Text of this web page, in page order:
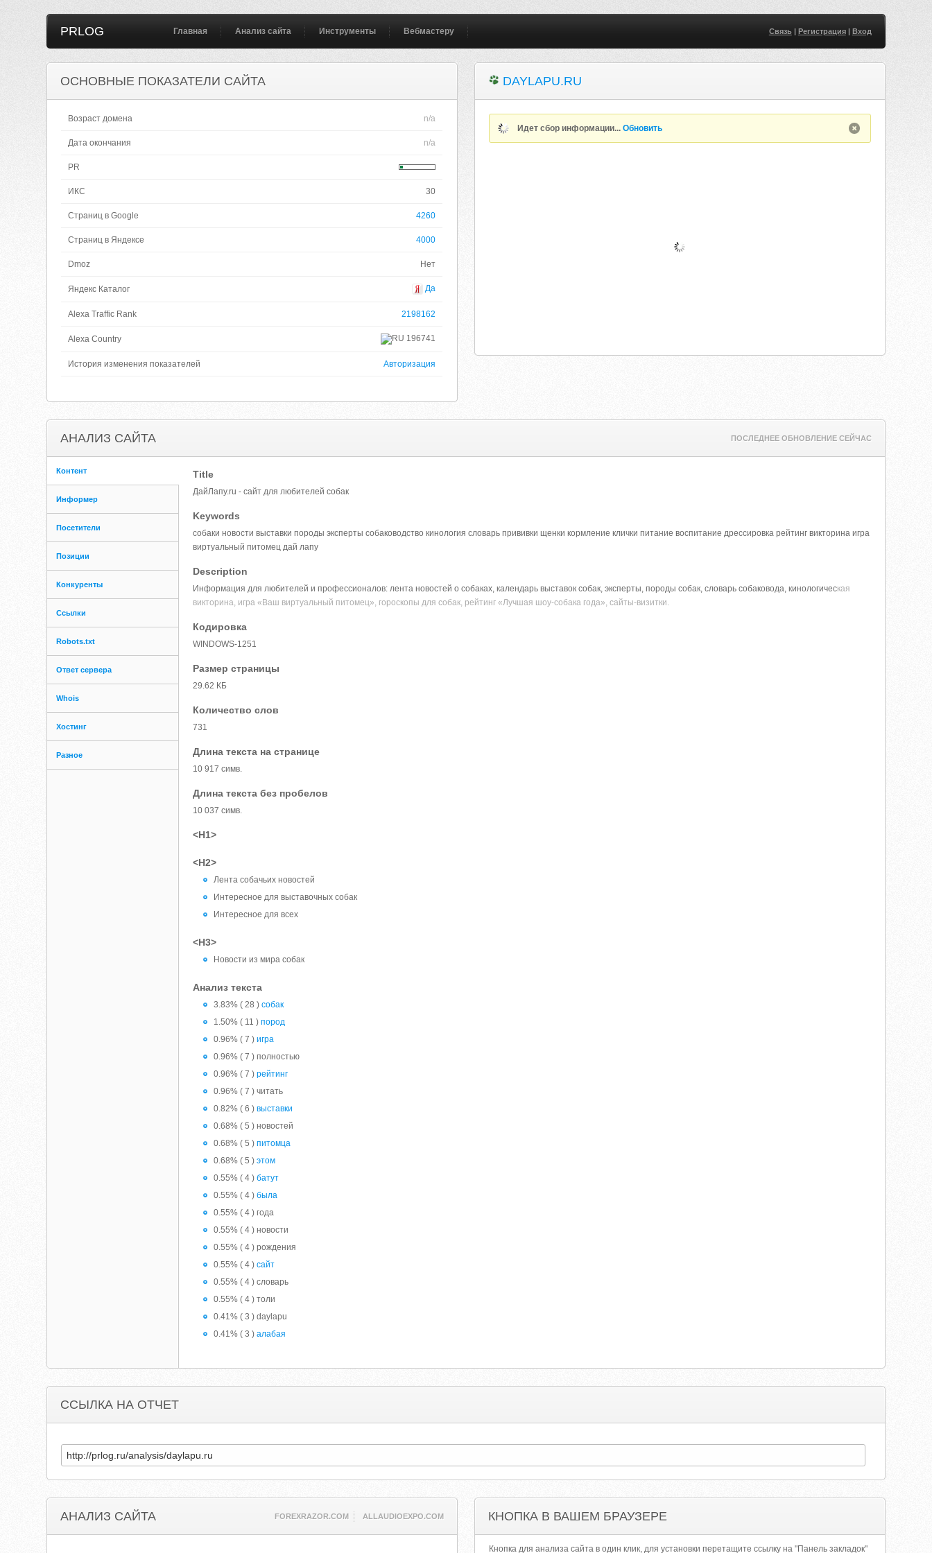
PRLOG Главная Анализ сайта Инструменты Вебмастеру Связь| Регистрация| Вход
ОСНОВНЫЕ ПОКАЗАТЕЛИ САЙТА
Возраст домена n/a
Дата окончания n/a
PR
ИКС 30
Страниц в Google 4260
Страниц в Яндексе 4000
Dmoz Нет
Яндекс Каталог Да
Alexa Traffic Rank 2198162
Alexa Country 196741
История изменения показателей Авторизация
DAYLAPU.RU
Идет сбор информации...Обновить
АНАЛИЗ САЙТА ПОСЛЕДНЕЕ ОБНОВЛЕНИЕ СЕЙЧАС
Контент
Информер
Посетители
Позиции
Конкуренты
Ссылки
Robots.txt
Ответ сервера
Whois
Хостинг
Разное
Title
ДайЛапу.ru - сайт для любителей собак
Keywords
собаки новости выставки породы эксперты собаководство кинология словарь прививки щенки кормление клички питание воспитание дрессировка рейтинг викторина игра
виртуальный питомец дай лапу
Description
Информация для любителей и профессионалов: лента новостей о собаках, календарь выставок собак, эксперты, породы собак, словарь собаковода, кинологическая
викторина, игра «Ваш виртуальный питомец», гороскопы для собак, рейтинг «Лучшая шоу-собака года», сайты-визитки.
Кодировка
WINDOWS-1251
Размер страницы
29.62 КБ
Количество слов
731
Длина текста на странице
10 917 симв.
Длина текста без пробелов
10 037 симв.
<H1>
<H2>
Лента собачьих новостей
Интересное для выставочных собак
Интересное для всех
<H3>
Новости из мира собак
Анализ текста
3.83% ( 28 )собак
1.50% ( 11 )пород
0.96% ( 7 )игра
0.96% ( 7 ) полностью
0.96% ( 7 )рейтинг
0.96% ( 7 ) читать
0.82% ( 6 )выставки
0.68% ( 5 ) новостей
0.68% ( 5 )питомца
0.68% ( 5 )этом
0.55% ( 4 )батут
0.55% ( 4 )былa
0.55% ( 4 ) года
0.55% ( 4 ) новости
0.55% ( 4 ) рождения
0.55% ( 4 )сайт
0.55% ( 4 ) словарь
0.55% ( 4 ) толи
0.41% ( 3 ) daylapu
0.41% ( 3 )алабая
ССЫЛКА НА ОТЧЕТ
АНАЛИЗ САЙТА FOREXRAZOR.COM ALLAUDIOEXPO.COM КНОПКА В ВАШЕМ БРАУЗЕРЕ
Кнопка для анализа сайта в один клик, для установки перетащите ссылку на "Панель закладок"